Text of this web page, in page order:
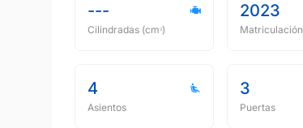
---
Cilindradas (cmᵌ)
2023
Matriculación
4
Asientos
3
Puertas